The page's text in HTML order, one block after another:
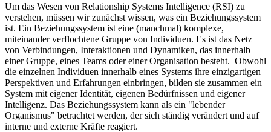
Um das Wesen von Relationship Systems Intelligence (RSI) zu
verstehen, müssen wir zunächst wissen, was ein Beziehungssystem
ist. Ein Beziehungssystem ist eine (manchmal) komplexe,
miteinander verflochtene Gruppe von Individuen. Es ist das Netz
von Verbindungen, Interaktionen und Dynamiken, das innerhalb
einer Gruppe, eines Teams oder einer Organisation besteht. Obwohl
die einzelnen Individuen innerhalb eines Systems ihre einzigartigen
Perspektiven und Erfahrungen einbringen, bilden sie zusammen ein
System mit eigener Identität, eigenen Bedürfnissen und eigener
Intelligenz. Das Beziehungssystem kann als ein "lebender
Organismus" betrachtet werden, der sich ständig verändert und auf
interne und externe Kräfte reagiert.